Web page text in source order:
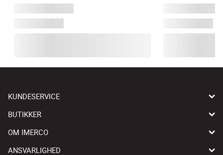
KUNDESERVICE
BUTIKKER
OM IMERCO
ANSVARLIGHED